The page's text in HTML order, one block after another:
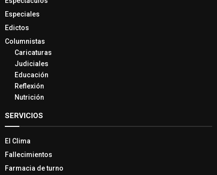
Especiales
Edictos
Columnistas
Caricaturas
Judiciales
Educación
Reflexión
Nutrición
SERVICIOS
El Clima
Fallecimientos
Farmacia de turno